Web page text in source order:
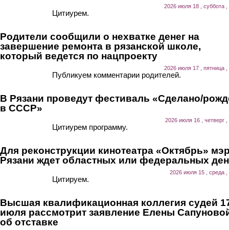
2026 июля 18 , суббота ,
Цитиурем.
Родители сообщили о нехватке денег на
завершение ремонта в рязанской школе,
который ведется по нацпроекту
2026 июля 17 , пятница ,
Публикуем комментарии родителей.
В Рязани проведут фестиваль «Сделано/
в СССР»
2026 июля 16 , четверг ,
Цитиурем программу.
Для реконструкции кинотеатра «Октябрь»
Рязани ждет областных или федеральных
2026 июля 15 , среда ,
Цитируем.
Высшая квалификационная коллегия судей
июля рассмотрит заявление Елены
об отставке